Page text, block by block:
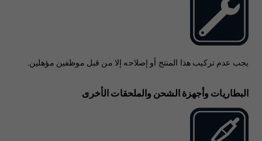
يجب عدم تركيب هذا المنتج أو إصلاحه إلا من قبل موظفين مؤهلين.
البطاريات وأجهزة الشحن والملحقات الأخرى